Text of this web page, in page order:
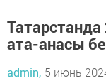
ата-анасы
admin, 5 июнь